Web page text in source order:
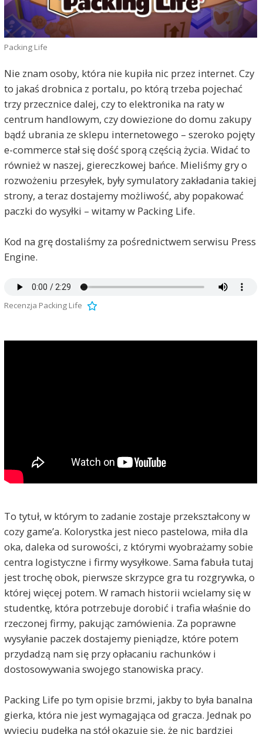
Packing Life
Nie znam osoby, która nie kupiła nic przez internet. Czy
to jakaś drobnica z portalu, po którą trzeba pojechać
trzy przecznice dalej, czy to elektronika na raty w
centrum handlowym, czy dowiezione do domu zakupy
bądź ubrania ze sklepu internetowego – szeroko pojęty
e-commerce stał się dość sporą częścią życia. Widać to
również w naszej, giereczkowej bańce. Mieliśmy gry o
rozwożeniu przesyłek, były symulatory zakładania takiej
strony, a teraz dostajemy możliwość, aby popakować
paczki do wysyłki – witamy w Packing Life.
Kod na grę dostaliśmy za pośrednictwem serwisu Press
Engine.
Recenzja Packing Life
To tytuł, w którym to zadanie zostaje przekształcony w
cozy game’a. Kolorystka jest nieco pastelowa, miła dla
oka, daleka od surowości, z którymi wyobrażamy sobie
centra logistyczne i firmy wysyłkowe. Sama fabuła tutaj
jest trochę obok, pierwsze skrzypce gra tu rozgrywka, o
której więcej potem. W ramach historii wcielamy się w
studentkę, która potrzebuje dorobić i trafia właśnie do
rzeczonej firmy, pakując zamówienia. Za poprawne
wysyłanie paczek dostajemy pieniądze, które potem
przydadzą nam się przy opłacaniu rachunków i
dostosowywania swojego stanowiska pracy.
Packing Life po tym opisie brzmi, jakby to była banalna
gierka, która nie jest wymagająca od gracza. Jednak po
wyjęciu pudełka na stół okazuje się, że nic bardziej